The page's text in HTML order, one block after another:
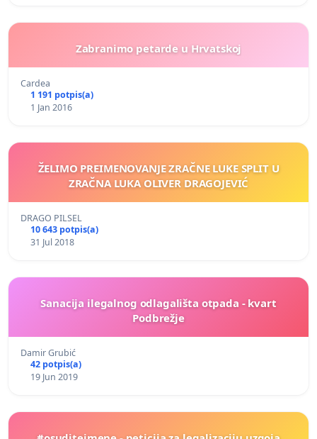
Zabranimo petarde u Hrvatskoj
Cardea
1 191 potpis(a)
1 Jan 2016
ŽELIMO PREIMENOVANJE ZRAČNE LUKE SPLIT U
ZRAČNA LUKA OLIVER DRAGOJEVIĆ
DRAGO PILSEL
10 643 potpis(a)
31 Jul 2018
Sanacija ilegalnog odlagališta otpada - kvart
Podbrežje
Damir Grubić
42 potpis(a)
19 Jun 2019